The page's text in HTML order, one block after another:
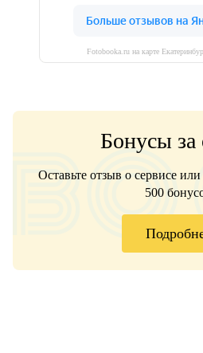
Fotobooka.ru на карте
Бонусы за
Оставьте отзыв о сервисе
500